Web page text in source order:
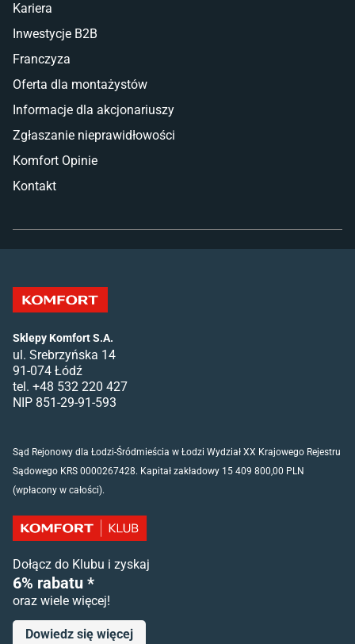
Kariera
Inwestycje B2B
Franczyza
Oferta dla montażystów
Informacje dla akcjonariuszy
Zgłaszanie nieprawidłowości
Komfort Opinie
Kontakt
Sklepy Komfort S.A.
ul. Srebrzyńska 14
91-074 Łódź
tel. +48 532 220 427
NIP 851-29-91-593
Sąd Rejonowy dla Łodzi-Śródmieścia w Łodzi Wydział XX Krajowego Rejestru
Sądowego KRS 0000267428. Kapitał zakładowy 15 409 800,00 PLN
(wpłacony w całości).
Dołącz do Klubu i zyskaj
6% rabatu *
oraz wiele więcej!
Dowiedz się więcej